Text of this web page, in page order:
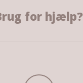
for hjælp?